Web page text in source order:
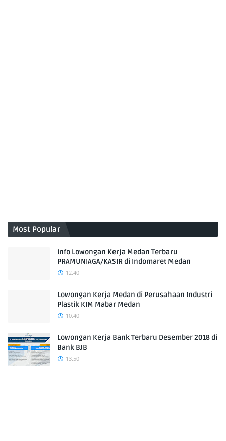
Most Popular
Info Lowongan Kerja Medan Terbaru
PRAMUNIAGA/KASIR di Indomaret Medan
12.40
Lowongan Kerja Medan di Perusahaan Industri
Plastik KIM Mabar Medan
10.40
Lowongan Kerja Bank Terbaru Desember 2018 di
Bank BJB
13.50